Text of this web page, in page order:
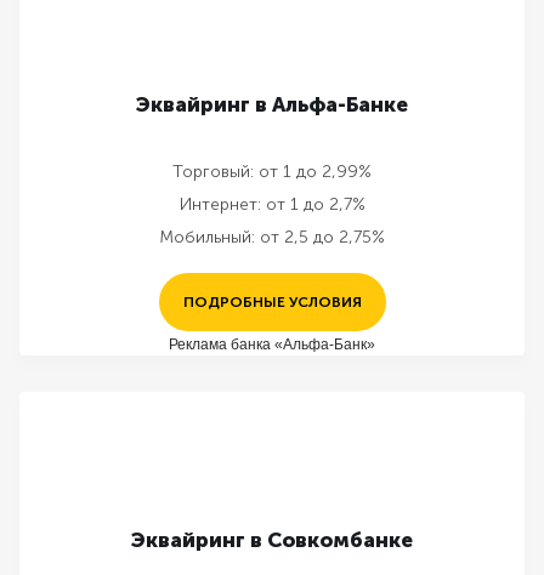
Эквайринг в Альфа-Банке
Торговый: от 1 до 2,99%
Интернет: от 1 до 2,7%
Мобильный: от 2,5 до 2,75%
ПОДРОБНЫЕ УСЛОВИЯ
Реклама банка «Альфа-Банк»
Эквайринг в Совкомбанке